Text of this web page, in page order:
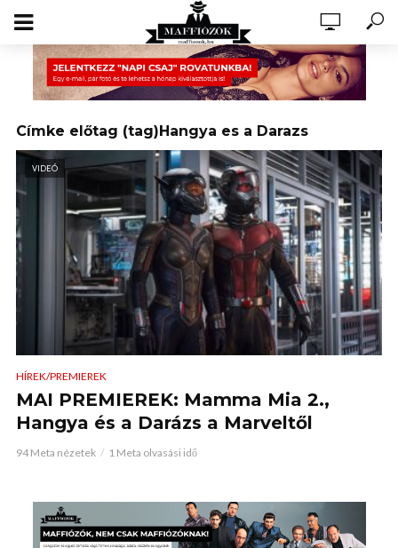
Címke előtag (tag)Hangya es a Darazs
VIDEÓ
HÍREK/PREMIEREK
MAI PREMIEREK: Mamma Mia 2.,
Hangya és a Darázs a Marveltől
94 Meta nézetek 1 Meta olvasási idő